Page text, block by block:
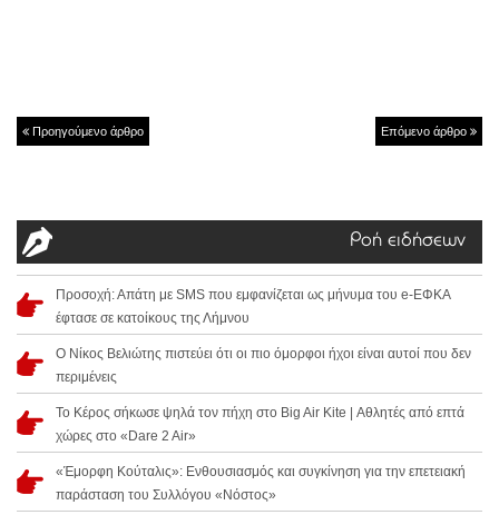
Προηγούμενο άρθρο Επόμενο άρθρο
Ροή ειδήσεων
Προσοχή: Απάτη με SMS που εμφανίζεται ως μήνυμα του e-ΕΦΚΑ
έφτασε σε κατοίκους της Λήμνου
Ο Νίκος Βελιώτης πιστεύει ότι οι πιο όμορφοι ήχοι είναι αυτοί που δεν
περιμένεις
Το Κέρος σήκωσε ψηλά τον πήχη στο Big Air Kite | Αθλητές από επτά
χώρες στο «Dare 2 Air»
«Έμορφη Κούταλις»: Ενθουσιασμός και συγκίνηση για την επετειακή
παράσταση του Συλλόγου «Νόστος»